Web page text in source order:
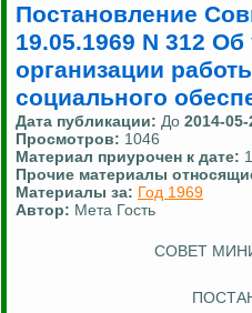
Постановление
19.05.1969 N 312
организации
социального
Дата публикации: До 2014-05-
Просмотров: 1046
Материал приурочен к дате:
Прочие материалы
Материалы за: Год 1969
Автор: Мета Гость
СОВЕТ